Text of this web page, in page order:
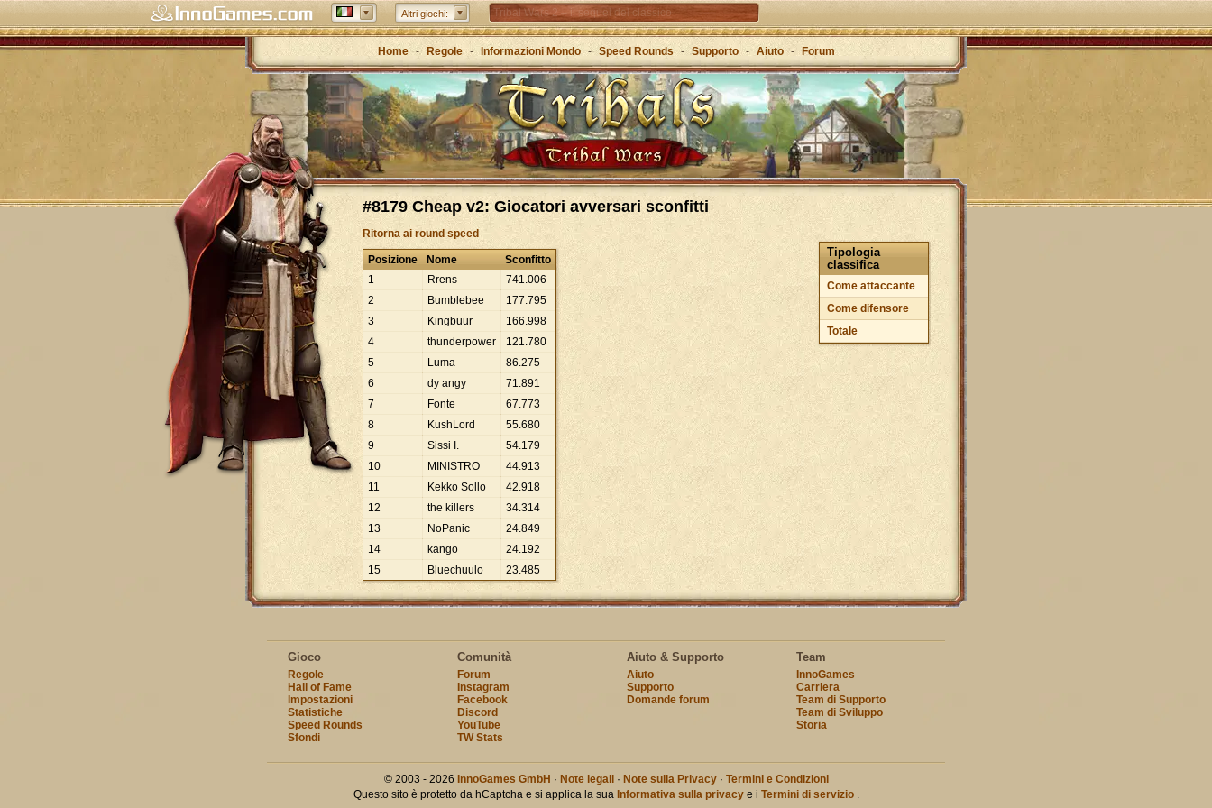
Altri giochi: Tribal Wars 2 – il sequel del classico
Forge of Empires – Attraverso le ere con la strategia
Grepolis – Crea il tuo regno nell’antica Grecia
Home - Regole - Informazioni Mondo - Speed Rounds - Supporto - Aiuto - Forum
#8179 Cheap v2: Giocatori avversari sconfitti
Ritorna ai round speed
Tipologia
classifica
Come attaccante
Come difensore
Totale
Posizione Nome
Sconfitto
1
Rrens 741.006
2
Bumblebee 177.795
3
Kingbuur 166.998
4
thunderpower 121.780
5
Luma 86.275
6
dy angy 71.891
7
Fonte 67.773
8
KushLord 55.680
9
Sissi I. 54.179
10
MINISTRO 44.913
11
Kekko Sollo 42.918
12
the killers 34.314
13
NoPanic 24.849
14
kango 24.192
15
Bluechuulo 23.485
Gioco
Regole
Hall of Fame
Impostazioni
Statistiche
Speed Rounds
Sfondi
Comunità
Forum
Instagram
Facebook
Discord
YouTube
TW Stats
Aiuto & Supporto
Aiuto
Supporto
Domande forum
Team
InnoGames
Carriera
Team di Supporto
Team di Sviluppo
Storia
© 2003 - 2026 InnoGames GmbH · Note legali· Note sulla Privacy· Termini e Condizioni
Questo sito è protetto da hCaptcha e si applica la sua Informativa sulla privacye i Termini di servizio.